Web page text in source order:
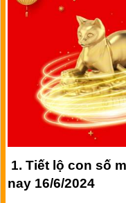
1. Tiết lộ con số
nay 16/6/2024